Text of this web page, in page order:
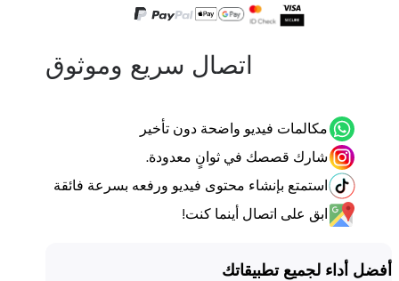
اتصال سريع وموثوق
مكالمات فيديو واضحة دون تأخير
شارك قصصك في ثوانٍ معدودة.
استمتع بإنشاء محتوى فيديو ورفعه بسرعة فائقة
ابق على اتصال أينما كنت!
أداء لجميع تطبيقاتك